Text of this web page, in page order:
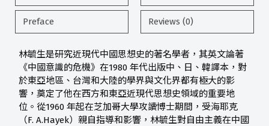
Preface Reviews (0)
林毓生是研究近現代中國思想史的著名學者，其英文論著
《中國意識的危機》在1980 年代出版中、日、韓譯本，對
於東亞地區、台灣和大陸的學界與文化界都有極大的影
響，奠定了他在西方和東亞近現代思想史領域的重要地
位。從1960 年起在芝加哥大學攻讀博士期間，受海耶克
（F. A.Hayek）親自指導和影響，林毓生對自由主義在中國